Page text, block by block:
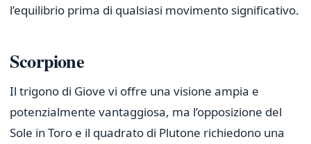
l’equilibrio prima di qualsiasi movimento significativo.
Scorpione
Il trigono di Giove vi offre una visione ampia e
potenzialmente vantaggiosa, ma l’opposizione del
Sole in Toro e il quadrato di Plutone richiedono una